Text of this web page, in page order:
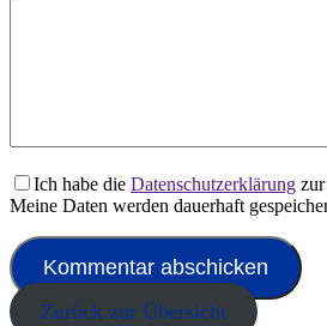
Ich habe die Datenschutzerklärung
Meine Daten werden dauerhaft
Zurück zur Übersicht